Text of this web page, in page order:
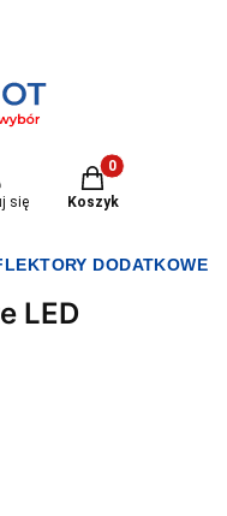
się
Produkty w
Koszyk
DODATKOWE
LED